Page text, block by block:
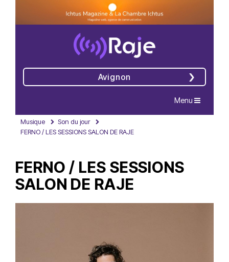
Avignon
Navigation
Menu
Musique
Son du jour
FERNO / LES SESSIONS SALON DE RAJE
FERNO / LES SESSIONS
SALON DE RAJE